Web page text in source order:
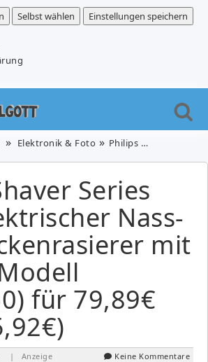
Selbst wählen
Einstellungen speichern
Elektronik & Foto Philips Shaver Series 5000 Elektrischer Nass- und Trockenrasierer mit SkinIQ (Modell S5579/50) für 79,89€ (VG: 105,92€)
Series
Nass-
mit
für 79,89€
| Anzeige Keine Kommentare